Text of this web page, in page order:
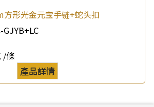
形光金元宝手链+蛇头扣
/條
產品詳情